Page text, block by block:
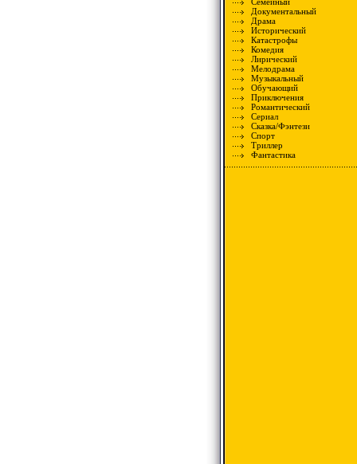
Документальный
Драма
Исторический
Катастрофы
Комедия
Лирический
Мелодрама
Музыкальный
Обучающий
Приключения
Романтический
Сериал
Сказка/Фэнтези
Спорт
Триллер
Фантастика